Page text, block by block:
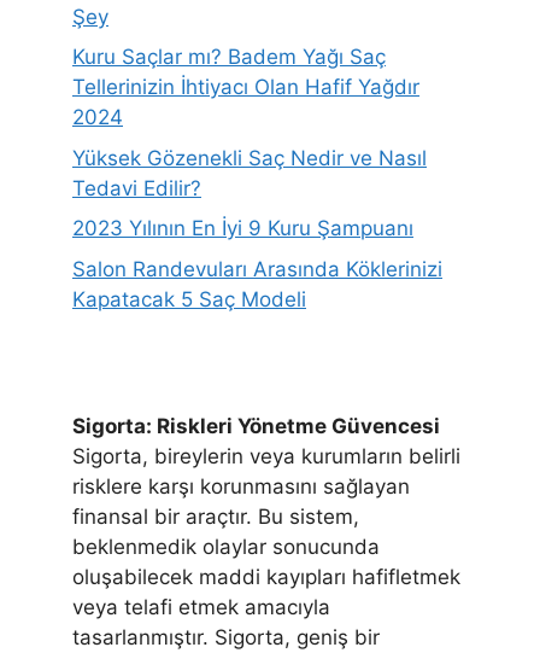
Şey
Kuru Saçlar mı? Badem Yağı Saç
Tellerinizin İhtiyacı Olan Hafif Yağdır
2024
Yüksek Gözenekli Saç Nedir ve Nasıl
Tedavi Edilir?
2023 Yılının En İyi 9 Kuru Şampuanı
Salon Randevuları Arasında Köklerinizi
Kapatacak 5 Saç Modeli
Sigorta: Riskleri Yönetme Güvencesi
Sigorta, bireylerin veya kurumların belirli
risklere karşı korunmasını sağlayan
finansal bir araçtır. Bu sistem,
beklenmedik olaylar sonucunda
oluşabilecek maddi kayıpları hafifletmek
veya telafi etmek amacıyla
tasarlanmıştır. Sigorta, geniş bir